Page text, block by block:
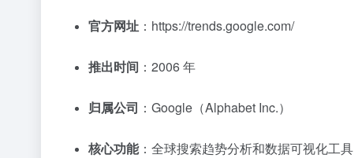
官方网址 ： https://trends.google.com/
推出时间 ：2006 年
归属公司 ：Google（Alphabet Inc.）
核心功能：全球搜索趋势分析和数据可视化工具